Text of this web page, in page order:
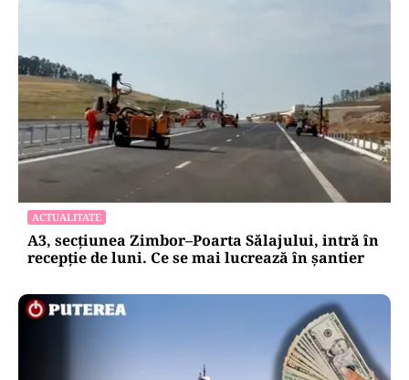
ACTUALITATE
A3, secțiunea Zimbor–Poarta Sălajului, intră în
recepție de luni. Ce se mai lucrează în șantier